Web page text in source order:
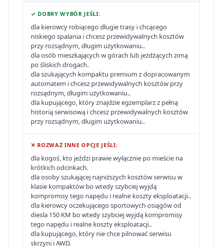
✓ DOBRY WYBÓR JEŚLI:
dla kierowcy robiącego długie trasy i chcącego
niskiego spalania i chcesz przewidywalnych kosztów
przy rozsądnym, długim użytkowaniu..
dla osób mieszkających w górach lub jeżdżących zimą
po śliskich drogach.
dla szukających kompaktu premium z dopracowanym
automatem i chcesz przewidywalnych kosztów przy
rozsądnym, długim użytkowaniu..
dla kupującego, który znajdzie egzemplarz z pełną
historią serwisową i chcesz przewidywalnych kosztów
przy rozsądnym, długim użytkowaniu..
✕ ROZWAŻ INNE OPCJE JEŚLI:
dla kogoś, kto jeździ prawie wyłącznie po mieście na
krótkich odcinkach.
dla osoby szukającej najniższych kosztów serwisu w
klasie kompaktów bo wtedy szybciej wyjdą
kompromisy tego napędu i realne koszty eksploatacji..
dla kierowcy oczekującego sportowych osiągów od
diesla 150 KM bo wtedy szybciej wyjdą kompromisy
tego napędu i realne koszty eksploatacji..
dla kupującego, który nie chce pilnować serwisu
skrzyni i AWD.